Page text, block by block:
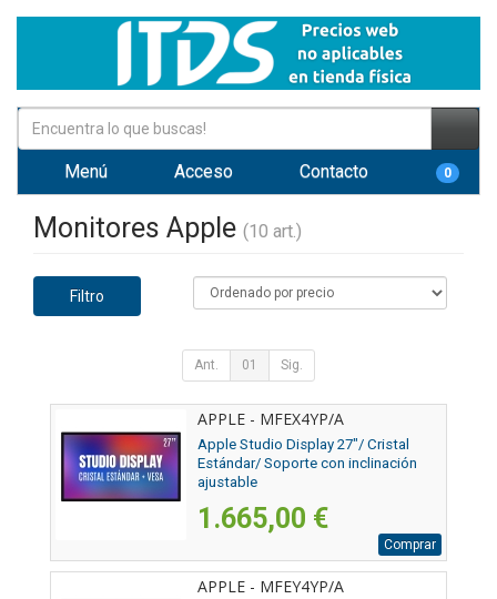
Menú Acceso Contacto 0
Monitores Apple (10 art.)
Filtro
Ant. 01 Sig.
APPLE - MFEX4YP/A
Apple Studio Display 27"/ Cristal
Estándar/ Soporte con inclinación
ajustable
1.665,00 €
Comprar
APPLE - MFEY4YP/A